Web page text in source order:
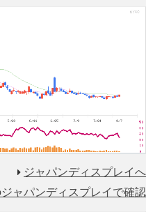
ジャパンディスプレイへ
ャパンディスプレイで確認